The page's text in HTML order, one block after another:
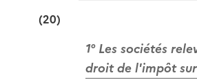
(20)
1° Les sociétés
droit de l'impôt